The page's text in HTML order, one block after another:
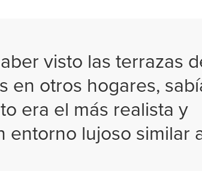
visto las terrazas
en otros hogares,
era el más realista y
entorno lujoso similar